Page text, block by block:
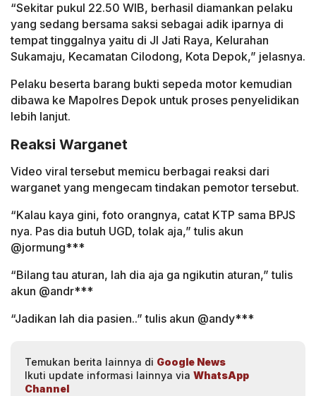
“Sekitar pukul 22.50 WIB, berhasil diamankan pelaku
yang sedang bersama saksi sebagai adik iparnya di
tempat tinggalnya yaitu di Jl Jati Raya, Kelurahan
Sukamaju, Kecamatan Cilodong, Kota Depok,” jelasnya.
Pelaku beserta barang bukti sepeda motor kemudian
dibawa ke Mapolres Depok untuk proses penyelidikan
lebih lanjut.
Reaksi Warganet
Video viral tersebut memicu berbagai reaksi dari
warganet yang mengecam tindakan pemotor tersebut.
“Kalau kaya gini, foto orangnya, catat KTP sama BPJS
nya. Pas dia butuh UGD, tolak aja,” tulis akun
@jormung***
“Bilang tau aturan, lah dia aja ga ngikutin aturan,” tulis
akun @andr***
“Jadikan lah dia pasien..” tulis akun @andy***
Temukan berita lainnya di Google News
Ikuti update informasi lainnya via WhatsApp
Channel